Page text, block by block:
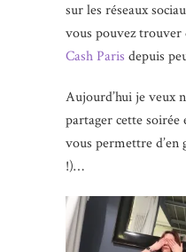
sur les réseaux
vous pouvez trouver
Cash Paris depuis
Aujourd’hui je veux
partager cette soirée
vous permettre d’en
!)…